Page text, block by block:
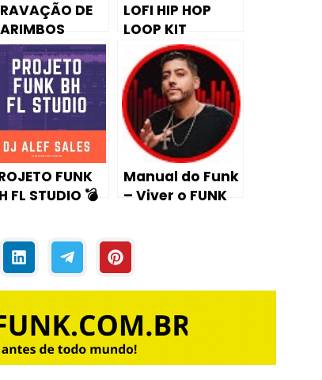
DE
LOFI HIP HOP
LOOP KIT
FUNK
FL STUDIO 💣
Manual do Funk
– Viver o FUNK